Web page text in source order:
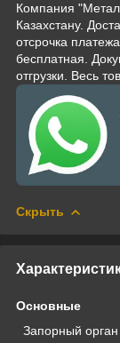
Компания
Казахстану.
отсрочка
бесплатная.
отгрузки. Весь
Скрыть
Основные
Запорный орган